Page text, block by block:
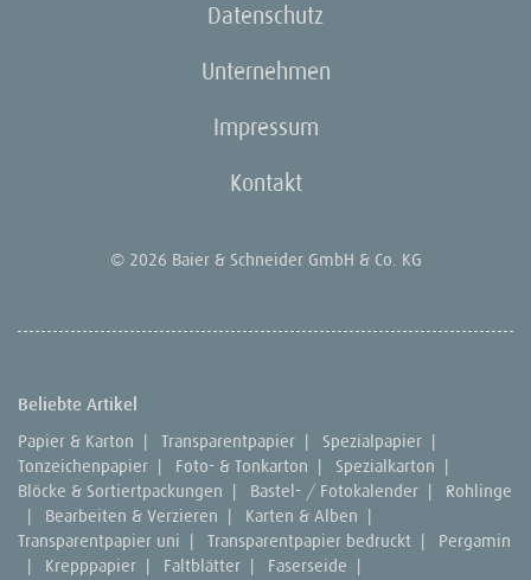
Datenschutz
Unternehmen
Impressum
Kontakt
© 2026 Baier & Schneider GmbH & Co. KG
Beliebte Artikel
Papier & Karton | Transparentpapier | Spezialpapier |
Tonzeichenpapier | Foto- & Tonkarton | Spezialkarton |
Blöcke & Sortiertpackungen | Bastel- / Fotokalender |
Rohlinge
|
Bearbeiten & Verzieren | Karten & Alben |
Transparentpapier uni | Transparentpapier bedruckt |
Pergamin
|
Krepppapier | Faltblätter | Faserseide |